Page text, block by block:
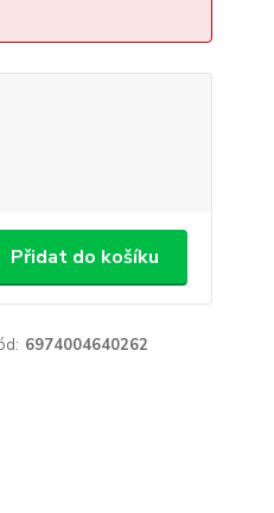
Přidat do košíku
6974004640262